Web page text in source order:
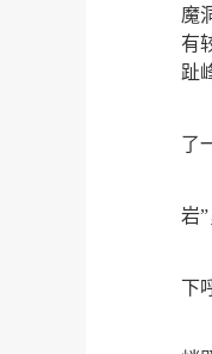
魔
有
趾
了
岩
下